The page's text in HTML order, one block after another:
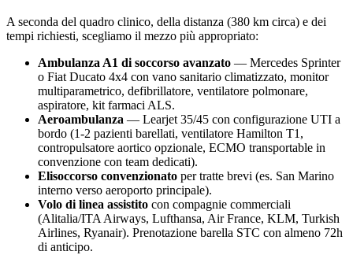
A seconda del quadro clinico, della distanza (380 km circa) e dei
tempi richiesti, scegliamo il mezzo più appropriato:
Ambulanza A1 di soccorso avanzato — Mercedes Sprinter
o Fiat Ducato 4x4 con vano sanitario climatizzato, monitor
multiparametrico, defibrillatore, ventilatore polmonare,
aspiratore, kit farmaci ALS.
Aeroambulanza — Learjet 35/45 con configurazione UTI a
bordo (1-2 pazienti barellati, ventilatore Hamilton T1,
contropulsatore aortico opzionale, ECMO transportable in
convenzione con team dedicati).
Elisoccorso convenzionato per tratte brevi (es. San Marino
interno verso aeroporto principale).
Volo di linea assistito con compagnie commerciali
(Alitalia/ITA Airways, Lufthansa, Air France, KLM, Turkish
Airlines, Ryanair). Prenotazione barella STC con almeno 72h
di anticipo.